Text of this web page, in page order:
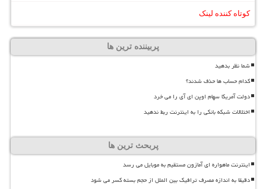
کوتاه کننده لینک
پربیننده ترین ها
شما نظر بدهید
کدام حساب ها حذف شدند؟
دولت آمریکا سهام اوپن ای آی را می خرد
اختلالات شبکه بانکی را به اینترنت ربط ندهید
پربحث ترین ها
اینترنت ماهواره ای آمازون مستقیم به موبایل می رسد
دقیقا به اندازه مصرف ترافیک بین الملل از حجم بسته کسر می شود